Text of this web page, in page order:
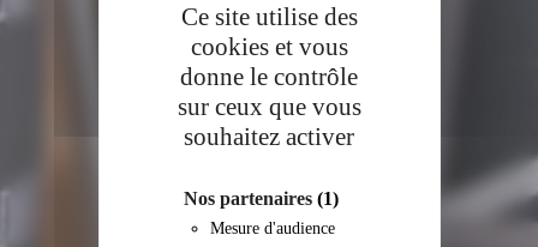
Ce site utilise des
cookies et vous
donne le contrôle
sur ceux que vous
souhaitez activer
Nos partenaires (1)
Mesure d'audience